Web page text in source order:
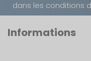
dans les conditions
Informations